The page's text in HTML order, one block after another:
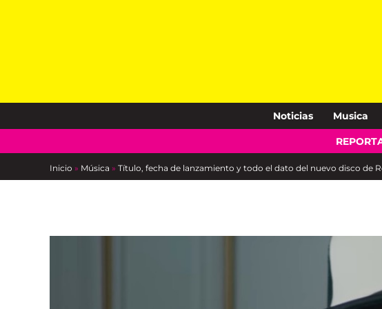
Noticias Musica
Inicio » Música » Título, fecha de lanzamiento y todo el dato del nuevo disco de